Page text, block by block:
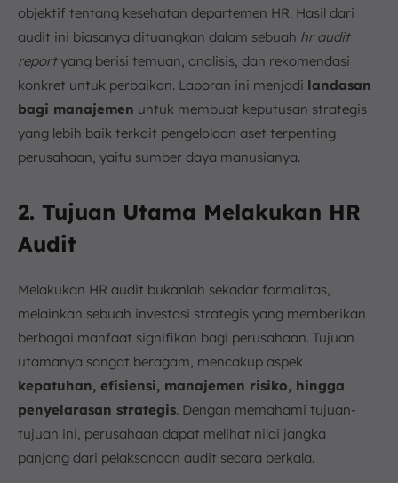
objektif tentang kesehatan departemen HR. Hasil dari
audit ini biasanya dituangkan dalam sebuah hr audit
reportyang berisi temuan, analisis, dan rekomendasi
konkret untuk perbaikan. Laporan ini menjadi landasan
bagi manajemen untuk membuat keputusan strategis
yang lebih baik terkait pengelolaan aset terpenting
perusahaan, yaitu sumber daya manusianya.
2. Tujuan Utama Melakukan HR
Audit
Melakukan HR audit bukanlah sekadar formalitas,
melainkan sebuah investasi strategis yang memberikan
berbagai manfaat signifikan bagi perusahaan. Tujuan
utamanya sangat beragam, mencakup aspek
kepatuhan, efisiensi, manajemen risiko, hingga
penyelarasan strategis. Dengan memahami tujuan-
tujuan ini, perusahaan dapat melihat nilai jangka
panjang dari pelaksanaan audit secara berkala.